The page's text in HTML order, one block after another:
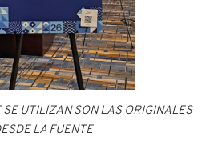
SE UTILIZAN SON LAS ORIGINALES
LA FUENTE